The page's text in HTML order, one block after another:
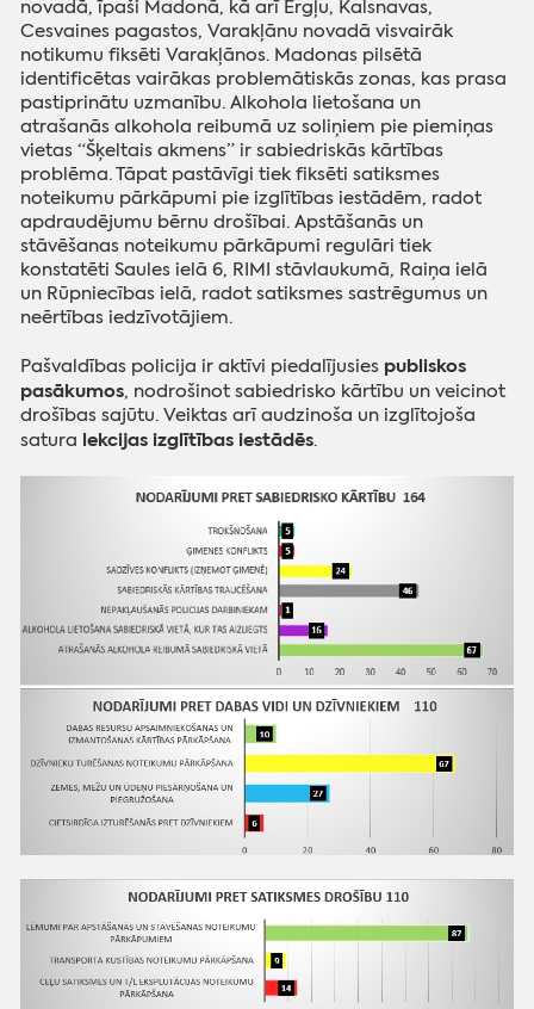
novadā, īpaši Madonā, kā arī Ērgļu, Kalsnavas,
Cesvaines pagastos, Varakļānu novadā visvairāk
notikumu fiksēti Varakļānos. Madonas pilsētā
identificētas vairākas problemātiskās zonas, kas prasa
pastiprinātu uzmanību. Alkohola lietošana un
atrašanās alkohola reibumā uz soliņiem pie piemiņas
vietas “Šķeltais akmens” ir sabiedriskās kārtības
problēma. Tāpat pastāvīgi tiek fiksēti satiksmes
noteikumu pārkāpumi pie izglītības iestādēm, radot
apdraudējumu bērnu drošībai. Apstāšanās un
stāvēšanas noteikumu pārkāpumi regulāri tiek
konstatēti Saules ielā 6, RIMI stāvlaukumā, Raiņa ielā
un Rūpniecības ielā, radot satiksmes sastrēgumus un
neērtības iedzīvotājiem.
Pašvaldības policija ir aktīvi piedalījusies publiskos
pasākumos, nodrošinot sabiedrisko kārtību un veicinot
drošības sajūtu. Veiktas arī audzinoša un izglītojoša
satura lekcijas izglītības iestādēs.